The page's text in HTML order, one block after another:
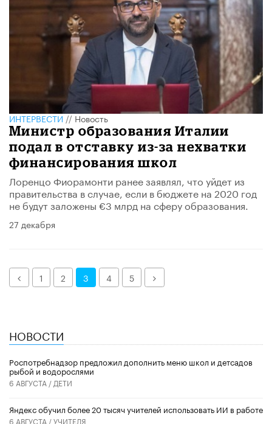
ИНТЕРВЕСТИ//Новость
Министр образования Италии
подал в отставку из-за нехватки
финансирования школ
Лоренцо Фиорамонти ранее заявлял, что уйдет из
правительства в случае, если в бюджете на 2020 год
не будут заложены €3 млрд на сферу образования.
27 декабря
Назад1 2 3 4 5 Далее
НОВОСТИ
Роспотребнадзор предложил дополнить меню школ и детсадов
рыбой и водорослями
6 АВГУСТА / ДЕТИ
​Яндекс обучил более 20 тысяч учителей использовать ИИ в работе
6 АВГУСТА /УЧИТЕЛЯ